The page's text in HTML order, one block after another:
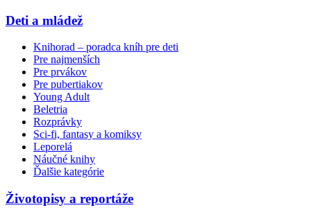
Deti a mládež
Knihorad – poradca kníh pre deti
Pre najmenších
Pre prvákov
Pre pubertiakov
Young Adult
Beletria
Rozprávky
Sci-fi, fantasy a komiksy
Leporelá
Náučné knihy
Ďalšie kategórie
Životopisy a reportáže